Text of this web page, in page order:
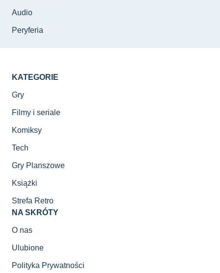
Audio
Peryferia
KATEGORIE
Gry
Filmy i seriale
Komiksy
Tech
Gry Planszowe
Książki
Strefa Retro
NA SKRÓTY
O nas
Ulubione
Polityka Prywatności